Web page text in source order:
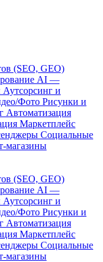
(SEO, GEO)
AI —
Аутсорсинг и
Фото Рисунки и
Автоматизация
Маркетплейс
Социальные
магазины
(SEO, GEO)
AI —
Аутсорсинг и
Фото Рисунки и
Автоматизация
Маркетплейс
Социальные
магазины